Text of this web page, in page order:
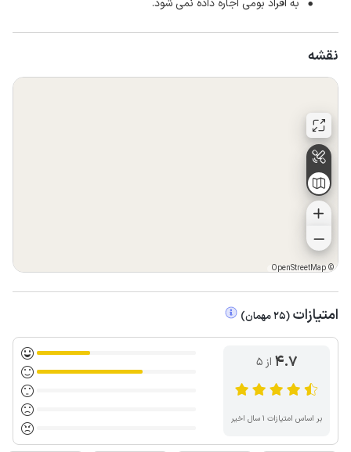
نقشه
©
OpenStreetMap
امتیازات (
25مهمان)
4.7 از ۵
بر اساس امتیازات ۱ سال اخیر